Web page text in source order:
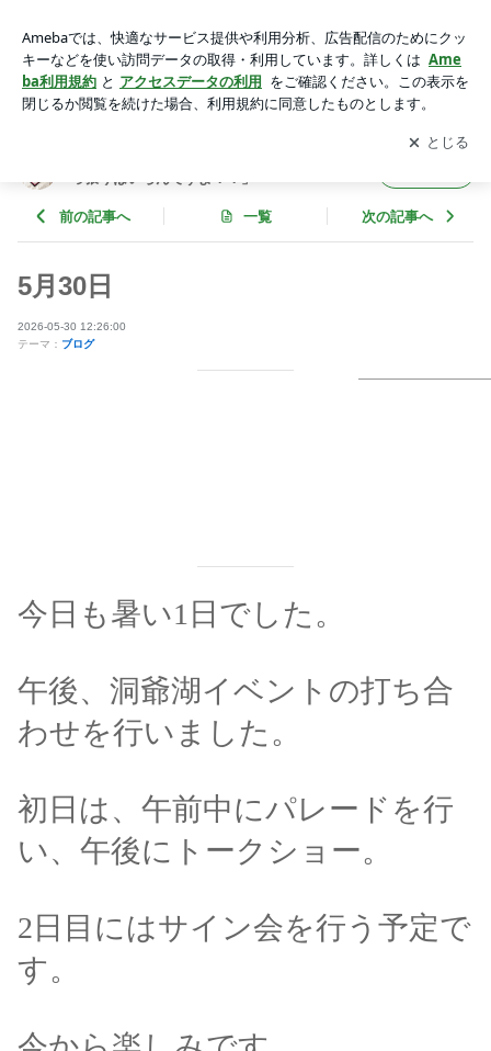
はいらんですよ！！」Powered by Ameba
アプリをダウンロードして ブログの更新通知
を受け取りまし
ょう。
開く
っ張りはいらんですよ！！」
前の記事へ 一覧 次の記事へ
5月30日
2026-05-30 12:26:00
テーマ： ブログ
今日も暑い1日でした。
午後、洞爺湖イベントの打ち合
わせを行いました。
初日は、午前中にパレードを行
い、午後にトークショー。
2日目にはサイン会を行う予定で
す。